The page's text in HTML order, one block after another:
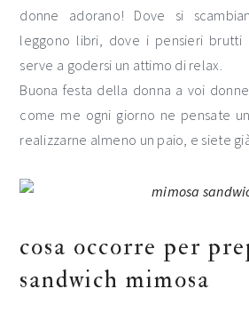
donne adorano! Dove si
leggono libri, dove i pensieri brutti
serve a godersi un attimo di relax.
Buona festa della donna a voi
come me ogni giorno ne pensate
realizzarne almeno un paio, e siete
cosa occorre per
sandwich mimosa